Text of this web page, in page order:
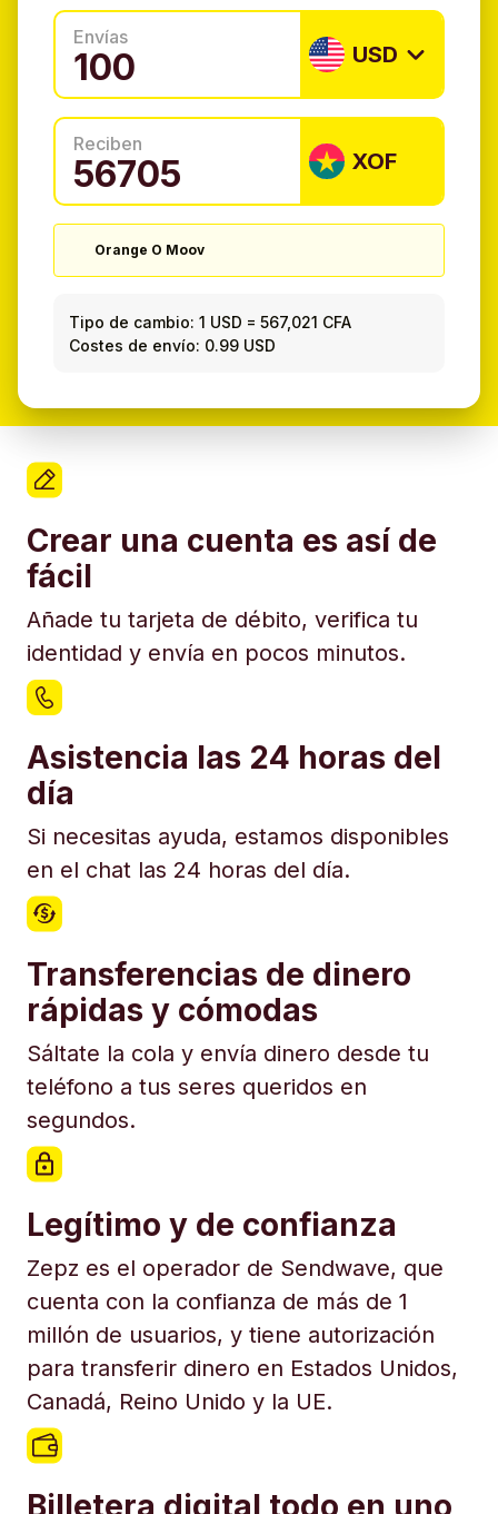
Envías
USD
Reciben
XOF
Orange O Moov
Tipo de cambio: 1 USD =567,021 CFA
Costes de envío: 0.99 USD
Crear una cuenta es así de
fácil
Añade tu tarjeta de débito, verifica tu
identidad y envía en pocos minutos.
Asistencia las 24 horas del
día
Si necesitas ayuda, estamos disponibles
en el chat las 24 horas del día.
Transferencias de dinero
rápidas y cómodas
Sáltate la cola y envía dinero desde tu
teléfono a tus seres queridos en
segundos.
Legítimo y de confianza
Zepz es el operador de Sendwave, que
cuenta con la confianza de más de 1
millón de usuarios, y tiene autorización
para transferir dinero en Estados Unidos,
Canadá, Reino Unido y la UE.
Billetera digital todo en uno